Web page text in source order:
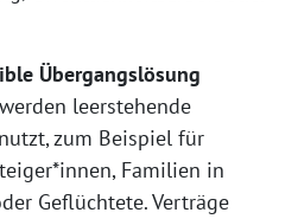
Übergangslösung
leerstehende
zum Beispiel für
Familien in
Geflüchtete. Verträge